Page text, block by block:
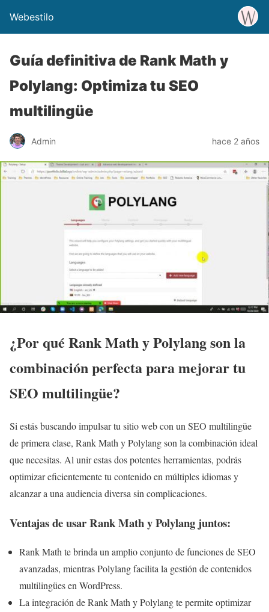
Webestilo
Guía definitiva de Rank Math y
Polylang: Optimiza tu SEO
multilingüe
Admin hace 2 años
¿Por qué Rank Math y Polylang son la
combinación perfecta para mejorar tu
SEO multilingüe?
Si estás buscando impulsar tu sitio web con un SEO multilingüe
de primera clase, Rank Math y Polylang son la combinación ideal
que necesitas. Al unir estas dos potentes herramientas, podrás
optimizar eficientemente tu contenido en múltiples idiomas y
alcanzar a una audiencia diversa sin complicaciones.
Ventajas de usar Rank Math y Polylang juntos:
Rank Math te brinda un amplio conjunto de funciones de SEO
avanzadas, mientras Polylang facilita la gestión de contenidos
multilingües en WordPress.
La integración de Rank Math y Polylang te permite optimizar